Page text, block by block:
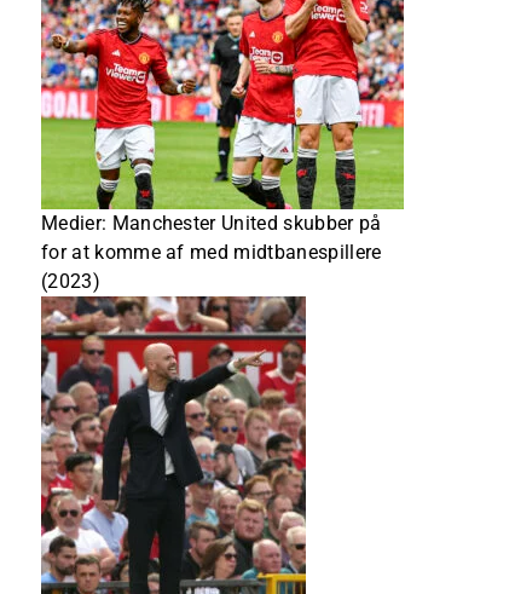
Medier: Manchester United skubber på
for at komme af med midtbanespillere
(2023)